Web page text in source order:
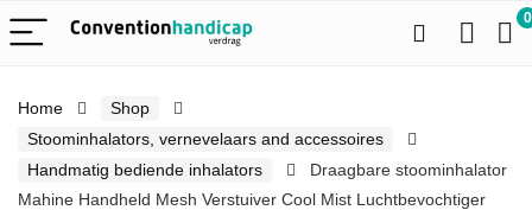
0
Home
Shop
Stoominhalators, vernevelaars and accessoires
Handmatig bediende inhalators
Draagbare stoominhalator
Mahine Handheld Mesh Verstuiver Cool Mist Luchtbevochtiger